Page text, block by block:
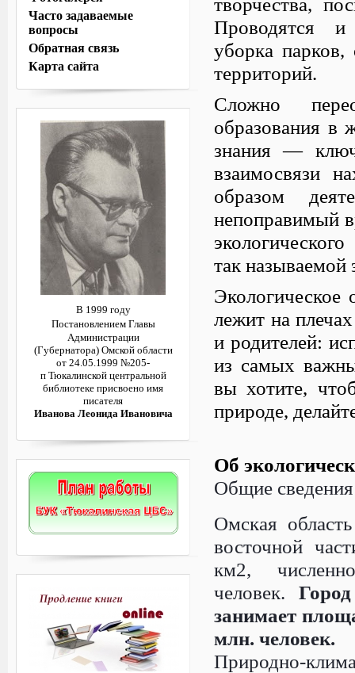
Проводятся
уборка парков,
территорий.
Сложно
образования в
знания —
взаимосвязи
образом
непоправимый
так называемой
Экологическое
лежит на
и родителей:
из самых
вы хотите,
природе,
Об
Общие сведения
Омская
восточной
км2,
человек.
занимает
млн. человек.
Природно-
Часто задаваемые
вопросы
Обратная связь
Карта сайта
В 1999 году
Постановлением Главы
Администрации
(Губернатора) Омской области
от 24.05.1999 №205-
п Тюкалинской центральной
библиотеке присвоено имя
писателя
Иванова Леонида Ивановича